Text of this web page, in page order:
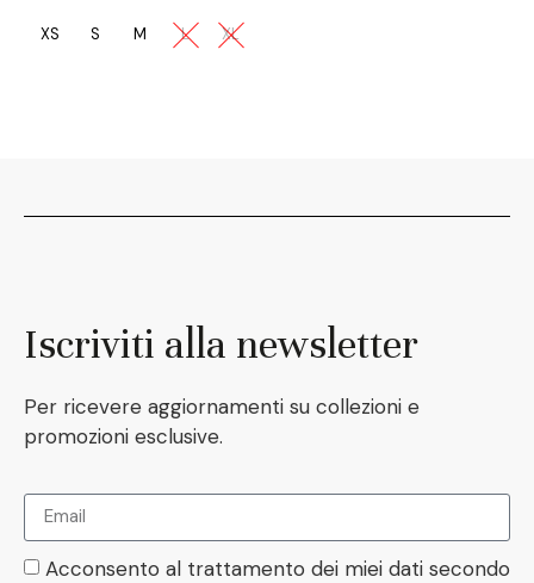
XS S M L XL
Iscriviti alla newsletter
Per ricevere aggiornamenti su collezioni e
promozioni esclusive.
Acconsento al trattamento dei miei dati secondo